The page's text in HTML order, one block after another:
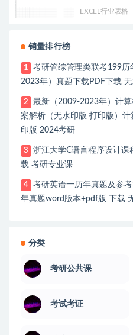
EXCEL行业表格
销量排行榜
1
考研管综管理类联考199
2023年）真题下载PDF下载
2
最新（2009-2023年）计
案解析（无水印版 打印版）计
印版 2024考研
3
浙江大学C语言程序设计课
载 考研专业课
4
考研英语一历年真题及参
年真题word版本+pdf版 下载
分类
考研公共课
考试考证